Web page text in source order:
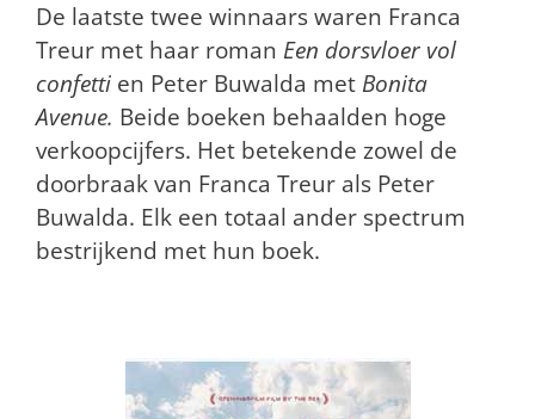
De laatste twee winnaars waren Franca
Treur met haar roman Een dorsvloer vol
confetti en Peter Buwalda met Bonita
Avenue. Beide boeken behaalden hoge
verkoopcijfers. Het betekende zowel de
doorbraak van Franca Treur als Peter
Buwalda. Elk een totaal ander spectrum
bestrijkend met hun boek.